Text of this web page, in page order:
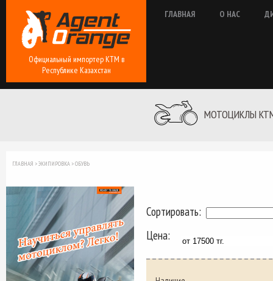
Официальный импортер КТМ в
Республике Казахстан
ГЛАВНАЯ О НАС
МОТОЦИКЛЫ
ГЛАВНАЯ >ЭКИПИРОВКА >ОБУВЬ
Сортировать:
Цена: